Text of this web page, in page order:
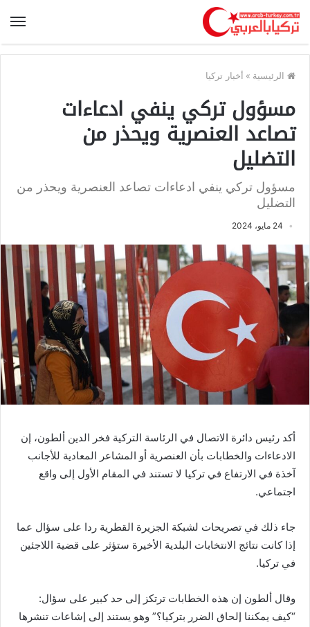
الرئيسية » أخبار تركيا
مسؤول تركي ينفي ادعاءات
تصاعد العنصرية ويحذر من
التضليل
مسؤول تركي ينفي ادعاءات تصاعد العنصرية ويحذر من
التضليل
24 مايو، 2024
أكد رئيس دائرة الاتصال في الرئاسة التركية فخر الدين ألطون، إن
الادعاءات والخطابات بأن العنصرية أو المشاعر المعادية للأجانب
آخذة في الارتفاع في تركيا لا تستند في المقام الأول إلى واقع
اجتماعي.
جاء ذلك في تصريحات لشبكة الجزيرة القطرية ردا على سؤال عما
إذا كانت نتائج الانتخابات البلدية الأخيرة ستؤثر على قضية اللاجئين
في تركيا.
وقال ألطون إن هذه الخطابات ترتكز إلى حد كبير على سؤال:
“كيف يمكننا إلحاق الضرر بتركيا؟” وهو يستند إلى إشاعات تنشرها